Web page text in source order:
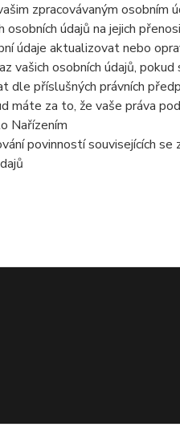
zpracovávaným osobním
osobních údajů na jejich
údaje aktualizovat nebo
vašich osobních údajů,
dle příslušných právních
máte za to, že vaše práva
Nařízením
povinností souvisejících